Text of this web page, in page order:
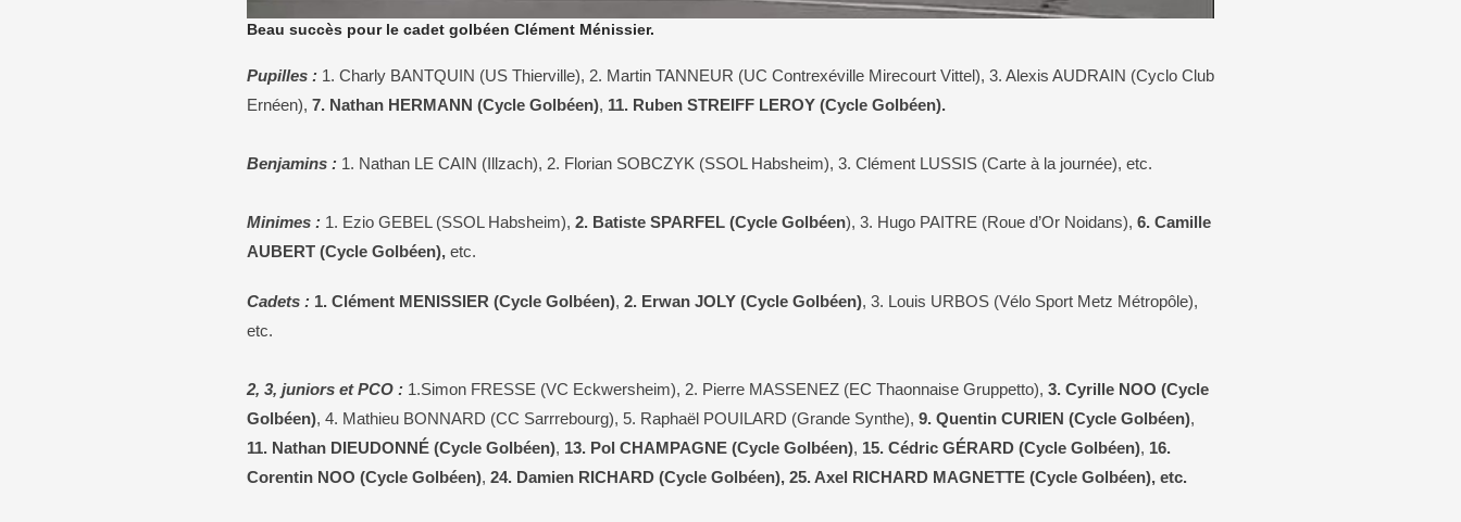
Beau succès pour le cadet golbéen Clément Ménissier.
Pupilles : 1. Charly BANTQUIN (US Thierville), 2. Martin TANNEUR (UC Contrexéville Mirecourt Vittel), 3. Alexis AUDRAIN (Cyclo Club
Ernéen), 7. Nathan HERMANN (Cycle Golbéen), 11. Ruben STREIFF LEROY (Cycle Golbéen).
Benjamins : 1. Nathan LE CAIN (Illzach), 2. Florian SOBCZYK (SSOL Habsheim), 3. Clément LUSSIS (Carte à la journée), etc.
Minimes : 1. Ezio GEBEL (SSOL Habsheim), 2. Batiste SPARFEL (Cycle Golbéen), 3. Hugo PAITRE (Roue d’Or Noidans), 6. Camille
AUBERT (Cycle Golbéen), etc.
Cadets : 1. Clément MENISSIER (Cycle Golbéen), 2. Erwan JOLY (Cycle Golbéen), 3. Louis URBOS (Vélo Sport Metz Métropôle),
etc.
2, 3, juniors et PCO : 1.Simon FRESSE (VC Eckwersheim), 2. Pierre MASSENEZ (EC Thaonnaise Gruppetto), 3. Cyrille NOO (Cycle
Golbéen), 4. Mathieu BONNARD (CC Sarrrebourg), 5. Raphaël POUILARD (Grande Synthe), 9. Quentin CURIEN (Cycle Golbéen),
11. Nathan DIEUDONNÉ (Cycle Golbéen), 13. Pol CHAMPAGNE (Cycle Golbéen), 15. Cédric GÉRARD (Cycle Golbéen), 16.
Corentin NOO (Cycle Golbéen), 24. Damien RICHARD (Cycle Golbéen), 25. Axel RICHARD MAGNETTE (Cycle Golbéen), etc.